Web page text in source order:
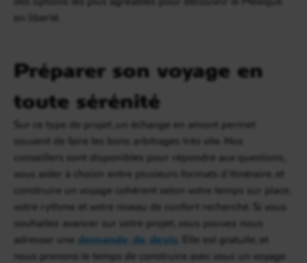
en liberté.
Préparer son voyage en
toute sérénité
Sur ce type de projet, un échange en amont permet
souvent de faire les bons arbitrages très vite. Nos
conseillers sont disponibles pour répondre aux questions,
vous aider à choisir entre plusieurs formats d’itinéraire, et
construire un voyage cohérent selon votre temps sur place,
votre rythme et votre niveau de confort recherché. Si vous
souhaitez avancer sur votre projet, vous pouvez nous
adresser une demande de devis . Elle est gratuite, et
nous prenons le temps de construire avec vous un voyage